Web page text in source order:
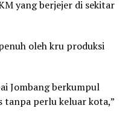
yang berjejer di sekitar
oleh kru produksi
Jombang berkumpul
perlu keluar kota,”